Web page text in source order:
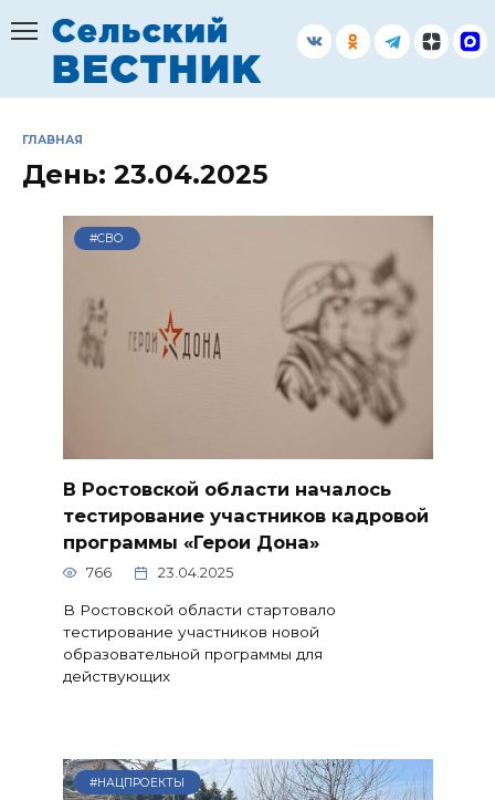
содержанию
ГЛАВНАЯ
День: 23.04.2025
#СВО
В Ростовской области началось
тестирование участников кадровой
программы «Герои Дона»
766 23.04.2025
В Ростовской области стартовало
тестирование участников новой
образовательной программы для
действующих
#НАЦПРОЕКТЫ